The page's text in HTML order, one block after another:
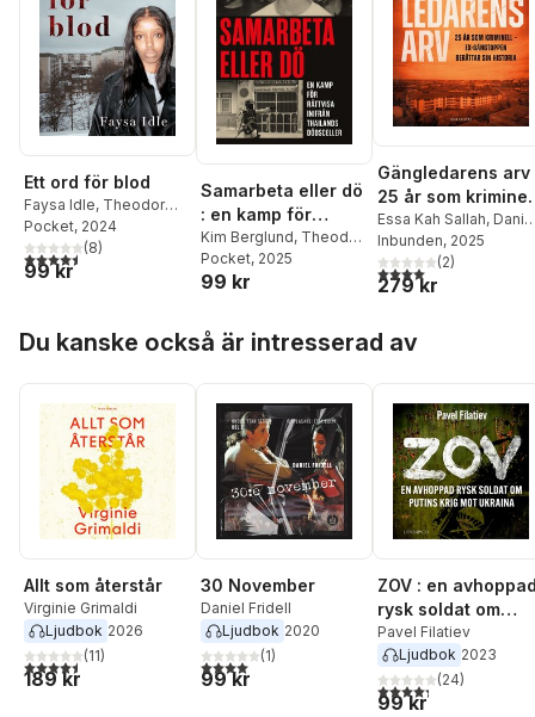
Ett ord för blod
Faysa Idle, Theodor
Lundgren,Daniel Fridell
Pocket, 2024
4,5utav 5 stjärnor. Totalt antal röster:
(8)
99 kr
Samarbeta eller dö
: en kamp för
rättvisa inifrån
Thailands
dödsceller
Kim Berglund, Theodor
Lundgren,Daniel Fridell
Pocket, 2025
99 kr
Gängledarens arv
25 år som
– ex-gängtoppen
berättar sin
historia
Essa Kah Sallah,
Fridell,Theodor
Lundgren
Inbunden, 2025
4,0utav 5 stjärnor.
(2)
279 kr
Du kanske också är intresserad av
Allt som återstår
Virginie Grimaldi
Ljudbok 2026
4,5utav 5 stjärnor. Totalt antal röster:
(11)
189 kr
30 November
Daniel Fridell
Ljudbok 2020
4,0utav 5 stjärnor. Totalt antal röster:
(1)
99 kr
ZOV : en
rysk soldat om
Putins krig mot
Ukraina
Pavel Filatiev
Ljudbok 2023
4,3utav 5 stjärnor.
(24)
99 kr